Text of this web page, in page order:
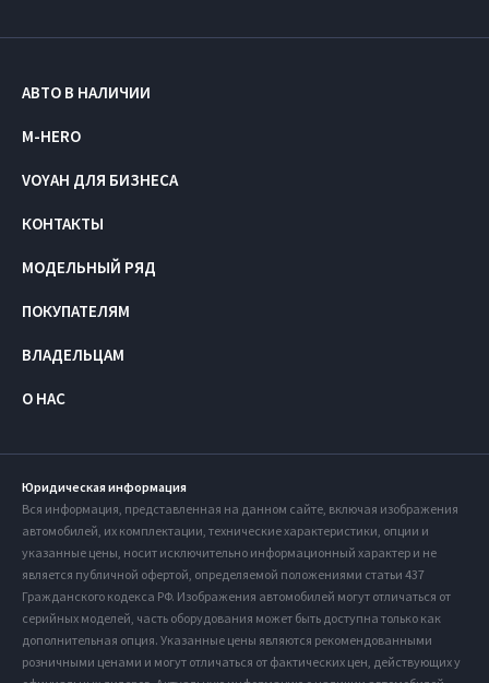
АВТО В НАЛИЧИИ
M-HERO
VOYAH ДЛЯ БИЗНЕСА
КОНТАКТЫ
МОДЕЛЬНЫЙ РЯД
ПОКУПАТЕЛЯМ
ВЛАДЕЛЬЦАМ
О НАС
Юридическая информация
Вся информация, представленная на данном сайте, включая изображения
автомобилей, их комплектации, технические характеристики, опции и
указанные цены, носит исключительно информационный характер и не
является публичной офертой, определяемой положениями статьи 437
Гражданского кодекса РФ. Изображения автомобилей могут отличаться от
серийных моделей, часть оборудования может быть доступна только как
дополнительная опция. Указанные цены являются рекомендованными
розничными ценами и могут отличаться от фактических цен, действующих у